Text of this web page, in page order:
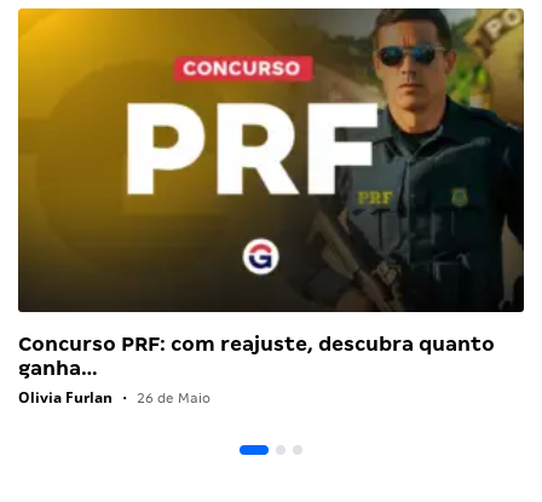
Concurso PRF: com reajuste, descubra quanto
ganha…
Olivia Furlan • 26 de Maio